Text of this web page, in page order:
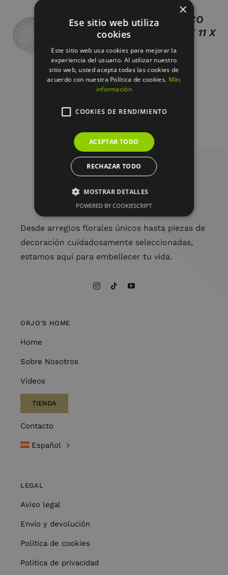
AÑADIR
DETALLES
FIGURA CARACOLA BLANCO
RESINA DECORACIÓN 15 X 11 X
9 CM
12.50 €
Desde arreglos florales únicos hasta piezas de
decoración cuidadosamente seleccionadas,
estamos aquí para embellecer tu vida.
ORJO’S HOME
Home
Sobre Nosotros
Vídeos
TIENDA
Contacto
Español
LEGAL
Aviso legal
Envío y devolución
Política de cookies
Política de privacidad
×
Ese sitio web utiliza
cookies
Este sitio web usa cookies para mejorar la
experiencia del usuario. Al utilizar nuestro
sitio web, usted acepta todas las cookies de
acuerdo con nuestra Política de cookies. Más
información
COOKIES DE RENDIMIENTO
ACEPTAR TODO
RECHAZAR TODO
MOSTRAR DETALLES
POWERED BY COOKIESCRIPT